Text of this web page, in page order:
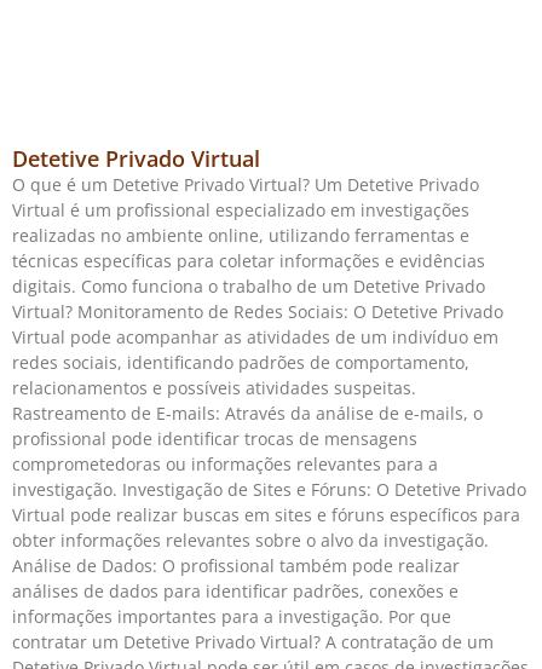
Detetive Privado Virtual
O que é um Detetive Privado Virtual? Um Detetive Privado
Virtual é um profissional especializado em investigações
realizadas no ambiente online, utilizando ferramentas e
técnicas específicas para coletar informações e evidências
digitais. Como funciona o trabalho de um Detetive Privado
Virtual? Monitoramento de Redes Sociais: O Detetive Privado
Virtual pode acompanhar as atividades de um indivíduo em
redes sociais, identificando padrões de comportamento,
relacionamentos e possíveis atividades suspeitas.
Rastreamento de E-mails: Através da análise de e-mails, o
profissional pode identificar trocas de mensagens
comprometedoras ou informações relevantes para a
investigação. Investigação de Sites e Fóruns: O Detetive Privado
Virtual pode realizar buscas em sites e fóruns específicos para
obter informações relevantes sobre o alvo da investigação.
Análise de Dados: O profissional também pode realizar
análises de dados para identificar padrões, conexões e
informações importantes para a investigação. Por que
contratar um Detetive Privado Virtual? A contratação de um